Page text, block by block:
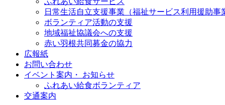
日常生活自立支援事業（福祉サービス利用援助事
ボランティア活動の支援
地域福祉協議会への支援
赤い羽根共同募金の協力
広報紙
お問い合わせ
イベント案内・ お知らせ
ふれあい給食ボランティア
交通案内